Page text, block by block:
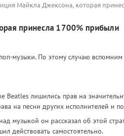
Майкла Джексона, которая
принесла 1700% прибыли
музыки. По этому случаю
Beatles лишились прав на
на песни других исполнителей и
музыкой он рассказал об этой
действовать самостоятельно.